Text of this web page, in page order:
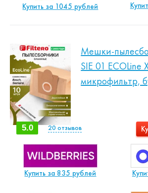
Купить за 1045 рублей
Мешки-
SIE 01 ECOLine
микрофильтр,
5.0 20 отзывов
Купить за 835 рублей